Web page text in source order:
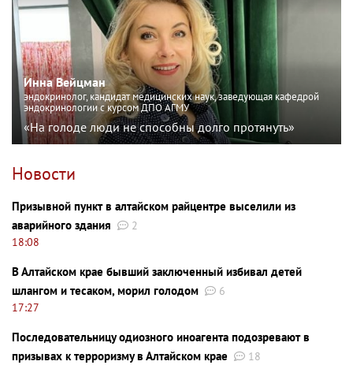
Инна Вейцман
эндокринолог, кандидат медицинских наук, заведующая кафедрой
эндокринологии с курсом ДПО АГМУ
«На голоде люди не способны долго протянуть»
Новости
Призывной пункт в алтайском райцентре выселили из
аварийного здания
2
18:08
В Алтайском крае бывший заключенный избивал детей
шлангом и тесаком, морил голодом
6
17:27
Последовательницу одиозного иноагента подозревают в
призывах к терроризму в Алтайском крае
18